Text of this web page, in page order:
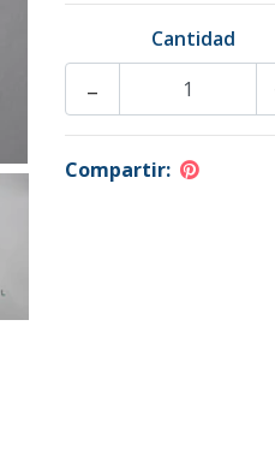
Cantidad
-
Compartir: